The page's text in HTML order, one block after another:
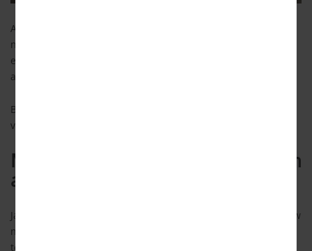
Als je gaat verhuizen, heb je veel aan je hoofd. Toch moet je
niet vergeten om je abonnement(en) voor internet, telefonie
en televisie stop te zetten of om te zetten naar je nieuwe
adres.
Bekijk de uitleg in de video hieronder, of lees onder de video
verder
Moet je een verhuizing doorgeven
aan je provider
Ja, want de provider moet je abonnement omzetten naar jouw
nieuwe adres. Daarom moet je minstens een maand van
tevoren laten weten dat je gaat verhuizen en wat je nieuwe